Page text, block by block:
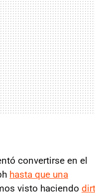
convertirse en el
hasta que una
visto haciendo dirt